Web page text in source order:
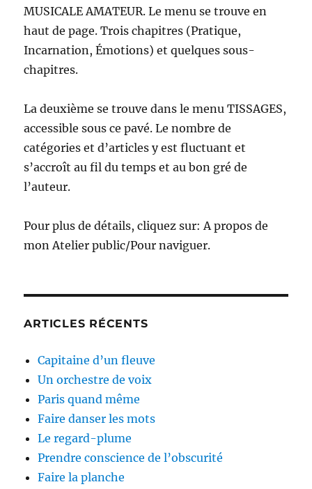
MUSICALE AMATEUR. Le menu se trouve en
haut de page. Trois chapitres (Pratique,
Incarnation, Émotions) et quelques sous-
chapitres.
La deuxième se trouve dans le menu TISSAGES,
accessible sous ce pavé. Le nombre de
catégories et d’articles y est fluctuant et
s’accroît au fil du temps et au bon gré de
l’auteur.
Pour plus de détails, cliquez sur: A propos de
mon Atelier public/Pour naviguer.
ARTICLES RÉCENTS
Capitaine d’un fleuve
Un orchestre de voix
Paris quand même
Faire danser les mots
Le regard-plume
Prendre conscience de l’obscurité
Faire la planche